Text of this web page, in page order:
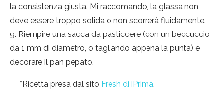
la consistenza giusta. Mi raccomando, la glassa non
deve essere troppo solida o non scorrerà fluidamente.
Riempire una sacca da pasticcere (con un beccuccio
da 1 mm di diametro, o tagliando appena la punta) e
decorare il pan pepato.
*Ricetta presa dal sito Fresh di iPrima.